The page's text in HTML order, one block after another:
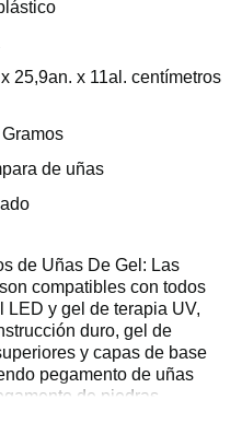
25,9an. x 11al. centímetros
de uñas
de Uñas De Gel: Las
compatibles con todos
LED y gel de terapia UV,
duro, gel de
y capas de base
pegamento de uñas
de piedras